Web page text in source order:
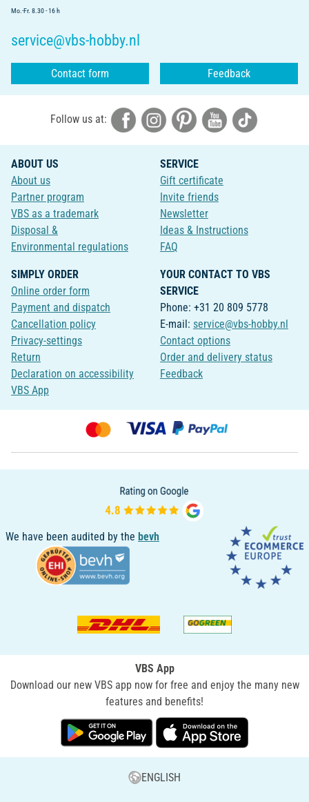
Mo.-Fr. 8.30 - 16 h
service@vbs-hobby.nl
Contact form Feedback
Follow us at:
ABOUT US
About us
Partner program
VBS as a trademark
Disposal &
Environmental regulations
SERVICE
Gift certificate
Invite friends
Newsletter
Ideas & Instructions
FAQ
SIMPLY ORDER
Online order form
Payment and dispatch
Cancellation policy
Privacy-settings
Return
Declaration on accessibility
VBS App
YOUR CONTACT TO VBS
SERVICE
Phone: +31 20 809 5778
E-mail: service@vbs-hobby.nl
Contact options
Order and delivery status
Feedback
We have been audited by the bevh
VBS App
Download our new VBS app now for free and enjoy the many new
features and benefits!
ENGLISH